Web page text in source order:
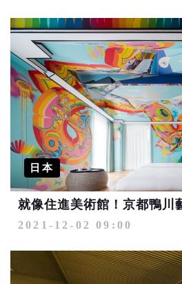
日本
2021-12-02 09:00